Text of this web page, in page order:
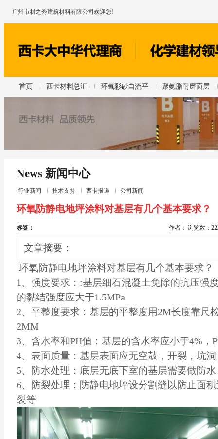
广州市材之秀建筑材料有限公司欢迎您!
首页 西卡材料总汇 环氧彩砂自流平 聚氨脂耐磨面层
News 新闻中心
行业新闻 技术支持 西卡报道 公司新闻
环氧防静电地坪涂料对基层有几个基本要求？
标签： 作者： 浏览数：
文章摘要：
环氧防静电地坪涂料对基层有几个基本要求？
1、强度要求：:基层细石混凝土免除的抗压强
的黏结强度应大于1.5MPa
2、平整度要求：基层的平整度用2M长度靠尺
2MM
3、含水率和PH值：基层的含水率应小于4%
4、表面质量：基层表面应无空鼓，开裂，
5、防水处理：底层无底下室的基层需要做
6、防裂处理：防静电地坪设分割缝以防止面
裂等